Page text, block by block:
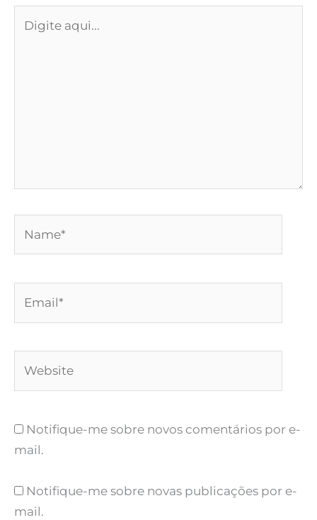
aqui...
Notifique-me sobre novos comentários por e-
mail.
Notifique-me sobre novas publicações por e-
mail.